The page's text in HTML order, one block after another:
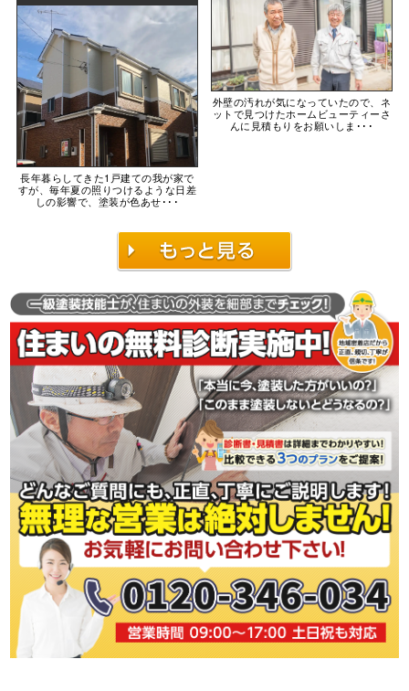
長年暮らしてきた1戸建ての我が家で
すが、毎年夏の照りつけるような日差
しの影響で、塗装が色あせ･･･
外壁の汚れが気になっていたので、ネ
ットで見つけたホームビューティーさ
んに見積もりをお願いしま･･･